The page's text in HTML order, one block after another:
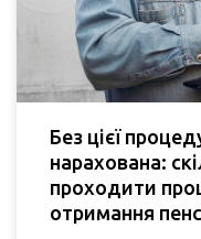
Без цієї
нарахована:
проходити
отримання